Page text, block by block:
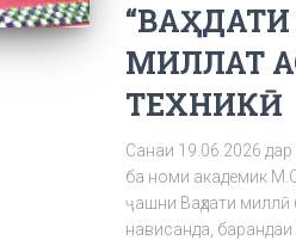
МИЛЛАТ
ТЕХНИКӢ
Санаи 19.06.2026
ба номи академик
ҷашни Ваҳдати
нависанда,